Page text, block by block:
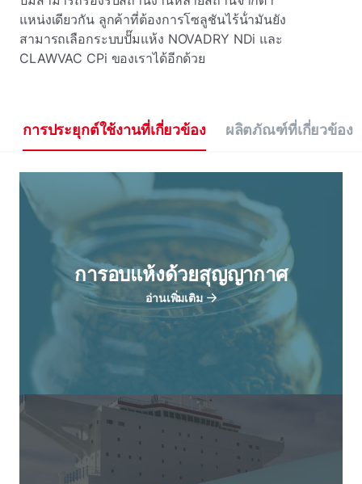
แหน่งเดียวกัน ลูกค้าที่ต้องการโซลูชันไร้น้ํามันยัง
สามารถเลือกระบบปั๊มแห้ง NOVADRY NDi และ
CLAWVAC CPi ของเราได้อีกด้วย
การประยุกต์ใช้งานที่เกี่ยวข้อง ผลิตภัณฑ์ที่เกี่ยวข้อง
การอบแห้งด้วยสุญญากาศ
อ่านเพิ่มเติม